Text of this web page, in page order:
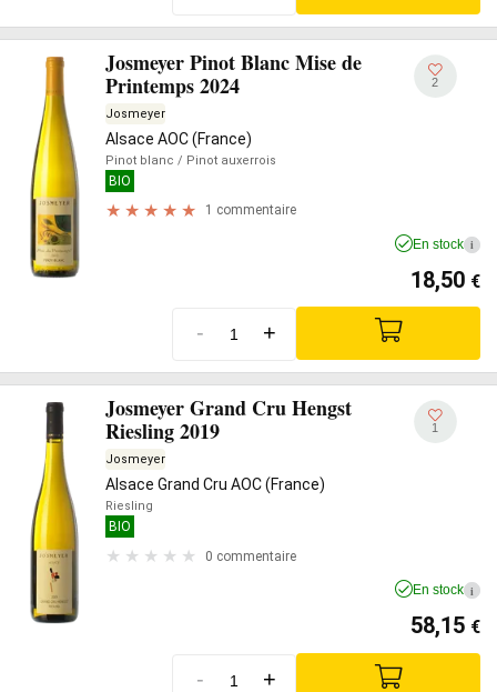
Josmeyer Pinot Blanc Mise de
Printemps 2024
Josmeyer
Alsace AOC (France)
Pinot blanc / Pinot auxerrois
BIO
1 commentaire
2
En stock i
18,50 €
- +
Josmeyer Grand Cru Hengst
Riesling 2019
Josmeyer
Alsace Grand Cru AOC (France)
Riesling
BIO
0 commentaire
1
En stock i
58,15 €
- +